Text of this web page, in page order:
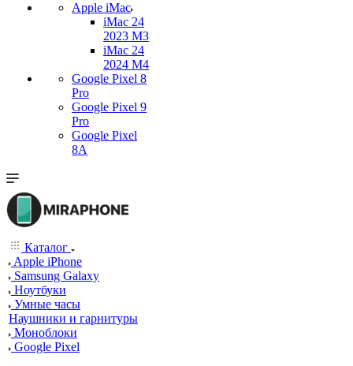
Apple iMac
iMac 24
2023 M3
iMac 24
2024 M4
Google Pixel 8
Pro
Google Pixel 9
Pro
Google Pixel
8A
Каталог
Apple iPhone
Samsung Galaxy
Ноутбуки
Умные часы
Наушники и гарнитуры
Моноблоки
Google Pixel